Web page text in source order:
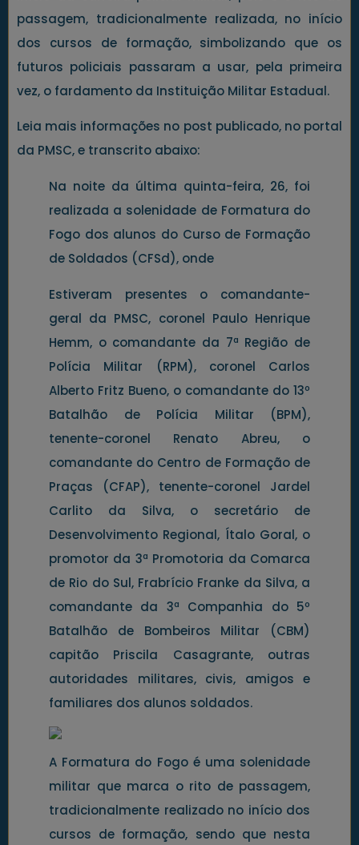
passagem, tradicionalmente realizada, no início
dos cursos de formação, simbolizando que os
futuros policiais passaram a usar, pela primeira
vez, o fardamento da Instituição Militar Estadual.
Leia mais informações no post publicado, no portal
da PMSC, e transcrito abaixo:
Na noite da última quinta-feira, 26, foi
realizada a solenidade de Formatura do
Fogo dos alunos do Curso de Formação
de Soldados (CFSd), onde
Estiveram presentes o comandante-
geral da PMSC, coronel Paulo Henrique
Hemm, o comandante da 7ª Região de
Polícia Militar (RPM), coronel Carlos
Alberto Fritz Bueno, o comandante do 13º
Batalhão de Polícia Militar (BPM),
tenente-coronel Renato Abreu, o
comandante do Centro de Formação de
Praças (CFAP), tenente-coronel Jardel
Carlito da Silva, o secretário de
Desenvolvimento Regional, Ítalo Goral, o
promotor da 3ª Promotoria da Comarca
de Rio do Sul, Frabrício Franke da Silva, a
comandante da 3ª Companhia do 5º
Batalhão de Bombeiros Militar (CBM)
capitão Priscila Casagrante, outras
autoridades militares, civis, amigos e
familiares dos alunos soldados.
A Formatura do Fogo é uma solenidade
militar que marca o rito de passagem,
tradicionalmente realizado no início dos
cursos de formação, sendo que nesta